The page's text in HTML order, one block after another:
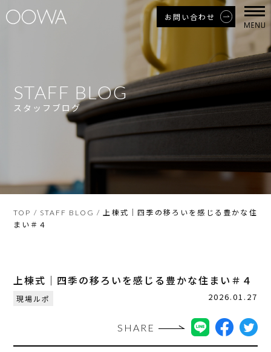
お問い合わせ
STAFF BLOG
スタッフブログ
TOP / STAFF BLOG /
上棟式｜四季の移ろいを感じる豊かな住
まい＃４
上棟式｜四季の移ろいを感じる豊かな住まい＃４
現場ルポ 2026.01.27
SHARE